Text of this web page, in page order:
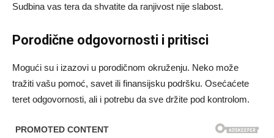
Sudbina vas tera da shvatite da ranjivost nije slabost.
Porodične odgovornosti i pritisci
Mogući su i izazovi u porodičnom okruženju. Neko može
tražiti vašu pomoć, savet ili finansijsku podršku. Osećaćete
teret odgovornosti, ali i potrebu da sve držite pod kontrolom.